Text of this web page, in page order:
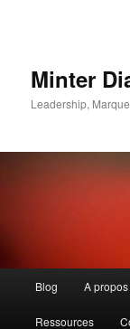
Minter
Leadership,
principal
Blog A
Ressources